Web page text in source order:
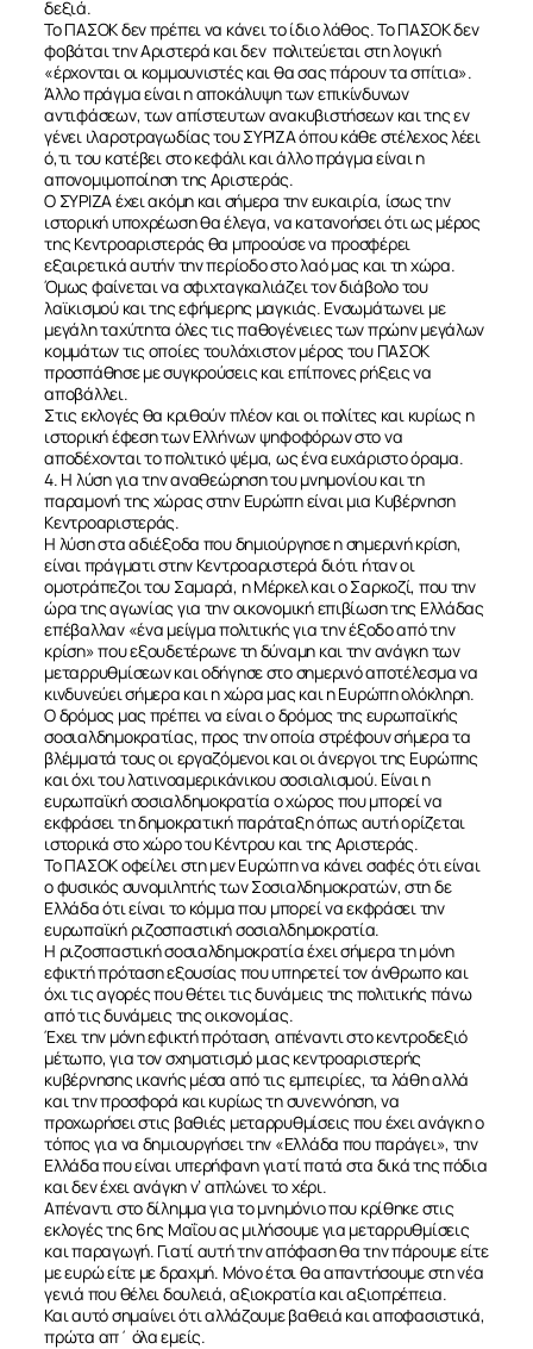
ΣΧΕΤΙΚΑ
ΝΕΑ
ΕΠΙΚΟΙΝΩΝΙΑ
δεξιά.
Το ΠΑΣΟΚ δεν πρέπει να κάνει το ίδιο λάθος. Το ΠΑΣΟΚ δεν
φοβάται την Αριστερά και δεν πολιτεύεται στη λογική
«έρχονται οι κομμουνιστές και θα σας πάρουν τα σπίτια».
Άλλο πράγμα είναι η αποκάλυψη των επικίνδυνων
αντιφάσεων, των απίστευτων ανακυβιστήσεων και της εν
γένει ιλαροτραγωδίας του ΣΥΡΙΖΑ όπου κάθε στέλεχος λέει
ό,τι του κατέβει στο κεφάλι και άλλο πράγμα είναι η
απονομιμοποίηση της Αριστεράς.
Ο ΣΥΡΙΖΑ έχει ακόμη και σήμερα την ευκαιρία, ίσως την
ιστορική υποχρέωση θα έλεγα, να κατανοήσει ότι ως μέρος
της Κεντροαριστεράς θα μπροούσε να προσφέρει
εξαιρετικά αυτήν την περίοδο στο λαό μας και τη χώρα.
Όμως φαίνεται να σφιχταγκαλιάζει τον διάβολο του
λαϊκισμού και της εφήμερης μαγκιάς. Ενσωμάτωνει με
μεγάλη ταχύτητα όλες τις παθογένειες των πρώην μεγάλων
κομμάτων τις οποίες τουλάχιστον μέρος του ΠΑΣΟΚ
προσπάθησε με συγκρούσεις και επίπονες ρήξεις να
αποβάλλει.
Στις εκλογές θα κριθούν πλέον και οι πολίτες και κυρίως η
ιστορική έφεση των Ελλήνων ψηφοφόρων στο να
αποδέχονται το πολιτικό ψέμα, ως ένα ευχάριστο όραμα.
4. Η λύση για την αναθεώρηση του μνημονίου και τη
παραμονή της χώρας στην Ευρώπη είναι μια Κυβέρνηση
Κεντροαριστεράς.
Η λύση στα αδιέξοδα που δημιούργησε η σημερινή κρίση,
είναι πράγματι στην Κεντροαριστερά διότι ήταν οι
ομοτράπεζοι του Σαμαρά, η Μέρκελ και ο Σαρκοζί, που την
ώρα της αγωνίας για την οικονομική επιβίωση της Ελλάδας
επέβαλλαν «ένα μείγμα πολιτικής για την έξοδο από την
κρίση» που εξουδετέρωνε τη δύναμη και την ανάγκη των
μεταρρυθμίσεων και οδήγησε στο σημερινό αποτέλεσμα να
κινδυνεύει σήμερα και η χώρα μας και η Ευρώπη ολόκληρη.
Ο δρόμος μας πρέπει να είναι ο δρόμος της ευρωπαϊκής
σοσιαλδημοκρατίας, προς την οποία στρέφουν σήμερα τα
βλέμματά τους οι εργαζόμενοι και οι άνεργοι της Ευρώπης
και όχι του λατινοαμερικάνικου σοσιαλισμού. Είναι η
ευρωπαϊκή σοσιαλδημοκρατία ο χώρος που μπορεί να
εκφράσει τη δημοκρατική παράταξη όπως αυτή ορίζεται
ιστορικά στο χώρο του Κέντρου και της Αριστεράς.
Το ΠΑΣΟΚ οφείλει στη μεν Ευρώπη να κάνει σαφές ότι είναι
ο φυσικός συνομιλητής των Σοσιαλδημοκρατών, στη δε
Ελλάδα ότι είναι το κόμμα που μπορεί να εκφράσει την
ευρωπαϊκή ριζοσπαστική σοσιαλδημοκρατία.
Η ριζοσπαστική σοσιαλδημοκρατία έχει σήμερα τη μόνη
εφικτή πρόταση εξουσίας που υπηρετεί τον άνθρωπο και
όχι τις αγορές που θέτει τις δυνάμεις της πολιτικής πάνω
από τις δυνάμεις της οικονομίας.
Έχει την μόνη εφικτή πρόταση, απέναντι στο κεντροδεξιό
μέτωπο, για τον σχηματισμό μιας κεντροαριστερής
κυβέρνησης ικανής μέσα από τις εμπειρίες, τα λάθη αλλά
και την προσφορά και κυρίως τη συνεννόηση, να
προχωρήσει στις βαθιές μεταρρυθμίσεις που έχει ανάγκη ο
τόπος για να δημιουργήσει την «Ελλάδα που παράγει», την
Ελλάδα που είναι υπερήφανη γιατί πατά στα δικά της πόδια
και δεν έχει ανάγκη ν’ απλώνει το χέρι.
Απέναντι στο δίλημμα για το μνημόνιο που κρίθηκε στις
εκλογές της 6ης Μαΐου ας μιλήσουμε για μεταρρυθμίσεις
και παραγωγή. Γιατί αυτή την απόφαση θα την πάρουμε είτε
με ευρώ είτε με δραχμή. Μόνο έτσι θα απαντήσουμε στη νέα
γενιά που θέλει δουλειά, αξιοκρατία και αξιοπρέπεια.
Και αυτό σημαίνει ότι αλλάζουμε βαθειά και αποφασιστικά,
πρώτα απ΄ όλα εμείς.